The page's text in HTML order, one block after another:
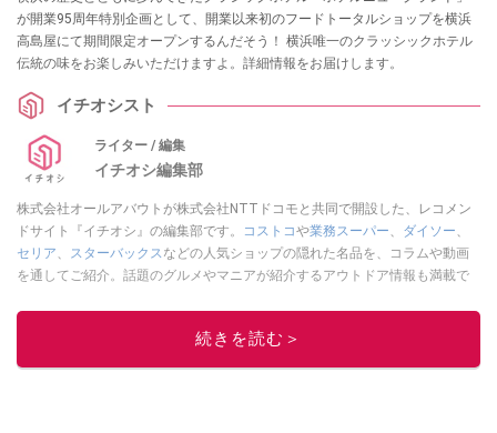
が開業95周年特別企画として、開業以来初のフードトータルショップを横浜
高島屋にて期間限定オープンするんだそう！ 横浜唯一のクラッシックホテル
伝統の味をお楽しみいただけますよ。詳細情報をお届けします。
イチオシスト
ライター / 編集
イチオシ編集部
株式会社オールアバウトが株式会社NTTドコモと共同で開設した、レコメン
ドサイト『イチオシ』の編集部です。
コストコや業務スーパー、 ダイソー、
セリア、 スターバックスなどの人気ショップの隠れた名品を、コラムや動画
を通してご紹介。話題のグルメやマニアが紹介するアウトドア情報も満載で
レビューしています。毎日トレンド情報をお届けしているので、ぜひ
してください！続きを読む＞